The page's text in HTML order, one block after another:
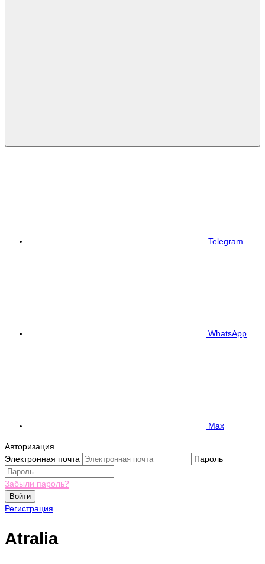
Telegram
WhatsApp
Max
Авторизация
Электронная почта
Пароль
Забыли пароль?
Войти
Регистрация
Atralia